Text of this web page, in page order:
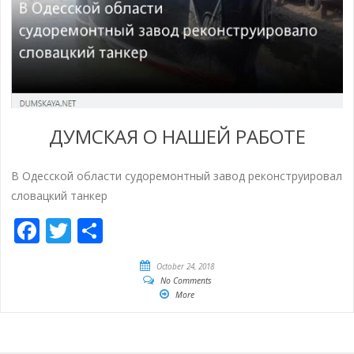
ДУМСКАЯ О НАШЕЙ РАБОТЕ
В Одесской области судоремонтный завод реконструировал
словацкий танкер
Facebook
Twitter
October 24, 2018
No Comments
More